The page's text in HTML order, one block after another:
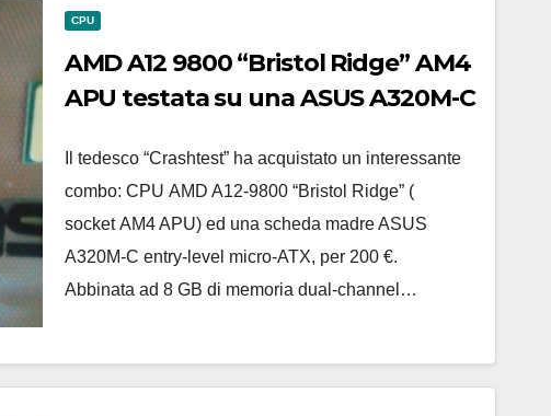
CPU
AMD A12 9800 “Bristol Ridge” AM4
APU testata su una ASUS A320M-C
Il tedesco “Crashtest” ha acquistato un interessante
combo: CPU AMD A12-9800 “Bristol Ridge” (
socket AM4 APU) ed una scheda madre ASUS
A320M-C entry-level micro-ATX, per 200 €.
Abbinata ad 8 GB di memoria dual-channel…